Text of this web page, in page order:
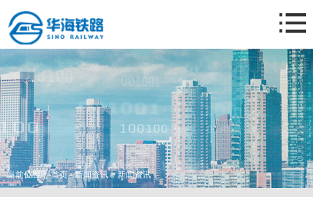
网站首页
关于我们
公司业务
新闻资讯
业务案例
联系我们
当前位置：首页>新闻资讯> 新闻资讯